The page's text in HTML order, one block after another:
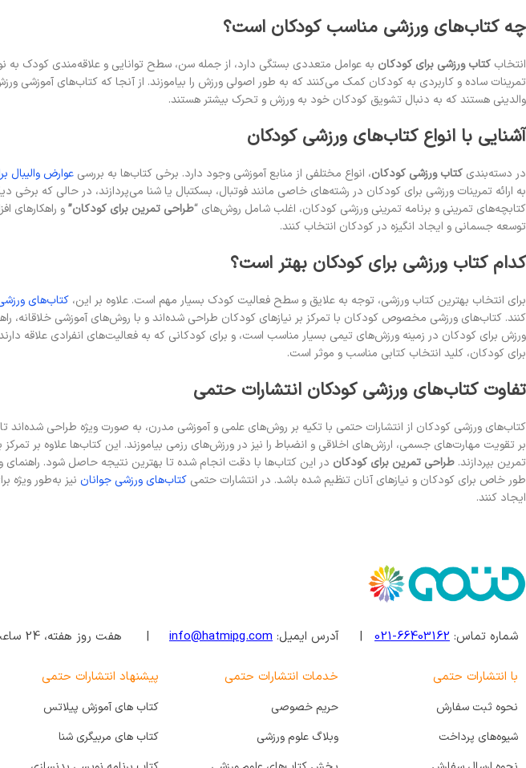
چه کتاب‌های ورزشی مناسب کودکان است؟
انتخاب کتاب ورزشی برای کودکان به عوامل متعددی بستگی دارد، از جمله سن، سطح توانایی و علاقه‌مندی کودک
تمرینات ساده و کاربردی به کودکان کمک می‌کنند که به طور اصولی ورزش را بیاموزند. از آنجا که کتاب‌های آموزشی
والدینی هستند که به دنبال تشویق کودکان خود به ورزش و تحرک بیشتر هستند.
آشنایی با انواع کتاب‌های ورزشی کودکان
در دسته‌بندی کتابورزشی کودکان، انواع مختلفی از منابع آموزشی وجود دارد. برخی کتاب‌ها به بررسی عوارض والیبال
به ارائه تمرینات ورزشی برای کودکان در رشته‌های خاصی مانند فوتبال، بسکتبال یا شنا می‌پردازند، در حالی که
کتابچه‌های تمرینی و برنامه تمرینی ورزشی کودکان، اغلب شامل روش‌های “طراحی تمرین برای کودکان”و راهکارهای
توسعه جسمانی و ایجاد انگیزه در کودکان انتخاب کنند.
کدام کتاب ورزشی برای کودکان بهتر است؟
برای انتخاب بهترین کتاب ورزشی، توجه به علایق و سطح فعالیت کودک بسیار مهم است. علاوه بر این، کتاب‌های
کنند. کتاب‌های ورزشی مخصوص کودکان با تمرکز بر نیازهای کودکان طراحی شده‌اند و با روش‌های آموزشی خلاقانه،
ورزش برای کودکان در زمینه ورزش‌های تیمی بسیار مناسب است، و برای کودکانی که به فعالیت‌های انفرادی علاقه
برای کودکان، کلید انتخاب کتابی مناسب و موثر است.
تفاوت کتاب‌های ورزشی کودکان انتشارات حتمی
کتاب‌های ورزشی کودکان از انتشارات حتمی با تکیه بر روش‌های علمی و آموزشی مدرن، به صورت ویژه طراحی شده‌اند
بر تقویت مهارت‌های جسمی، ارزش‌های اخلاقی و انضباط را نیز در ورزش‌های رزمی بیاموزند. این کتاب‌ها علاوه بر
تمرین بپردازند. طراحی تمرین برای کودکان در این کتاب‌ها با دقت انجام شده تا بهترین نتیجه حاصل شود.
طور خاص برای کودکان و نیازهای آنان تنظیم شده باشد. در انتشارات حتمی کتاب‌های ورزشی جوانان نیز به‌طور ویژه
ایجاد کنند.
شماره تماس: 66403162-021 | آدرس ایمیل: info@hatmipg.com | هفت روز هفته‌، 24 ساعت شبانه‌ روز از طریق شبکه‌های اجتماعی پاسخگوی شما هستیم.
با انتشارات حتمی
نحوه ثبت سفارش
شیوه‌های پرداخت
خدمات انتشارات حتمی
حریم خصوصی
وبلاگ علوم ورزشی
پیشنهاد انتشارات حتمی
کتاب های آموزش پیلاتس
کتاب های مربیگری شنا